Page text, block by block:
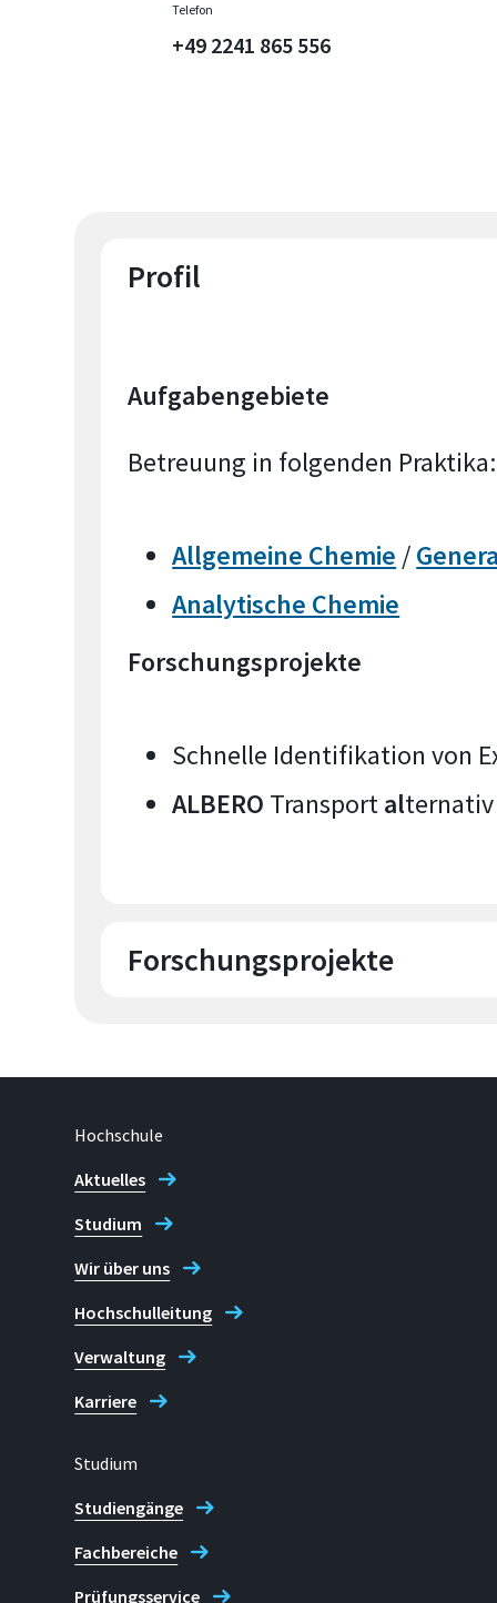
Telefon
+49 2241 865 556
Profil
Aufgabengebiete
Betreuung in folgenden Praktika:
Allgemeine Chemie /
Analytische Chemie
Forschungsprojekte
Schnelle Identifikation von
ALBERO Transportalternativ
Forschungsprojekte
Leistungselektronik
Zur Übertragung elektrischer Leistungen in
Verbindungen aus Aluminium eingesetzt. Da die
und Bändchen i.d.R. auf Substraten aus
die Bauteile häufig externen
können im Betrieb Risse im Material entstehen
abgestellt werden kann.
Projektleitung an der H-BRS
Prof. Dr. Christian Dresbach
Das Ziel von ALBERO sind Konzept- und
sichere Integration von alternativ betriebenen
Fährverkehr. Dabei sollen sowohl alternative
Hochschule
Aktuelles
Studium
Wir über uns
Hochschulleitung
Verwaltung
Karriere
Studium
Studiengänge
Fachbereiche
Prüfungsservice